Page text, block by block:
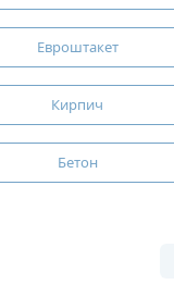
Евроштакет
Кирпич
Бетон